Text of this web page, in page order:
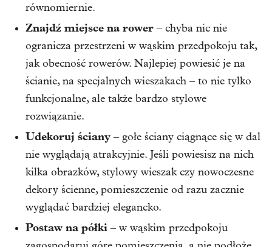
równomiernie.
Znajdź miejsce na rower – chyba nic nie
ogranicza przestrzeni w wąskim przedpokoju tak,
jak obecność rowerów. Najlepiej powiesić je na
ścianie, na specjalnych wieszakach – to nie tylko
funkcjonalne, ale także bardzo stylowe
rozwiązanie.
Udekoruj ściany – gołe ściany ciągnące się w dal
nie wyglądają atrakcyjnie. Jeśli powiesisz na nich
kilka obrazków, stylowy wieszak czy nowoczesne
dekory ścienne, pomieszczenie od razu zacznie
wyglądać bardziej elegancko.
Postaw na półki – w wąskim przedpokoju